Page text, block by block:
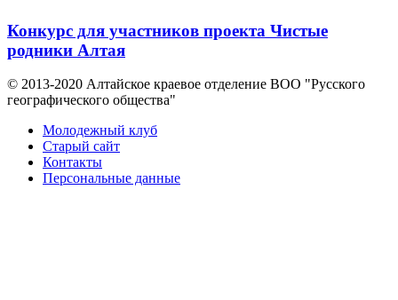
Конкурс для участников проекта Чистые
родники Алтая
© 2013-2020 Алтайское краевое отделение BOO "Русского
географического общества"
Молодежный клуб
Старый сайт
Контакты
Персональные данные